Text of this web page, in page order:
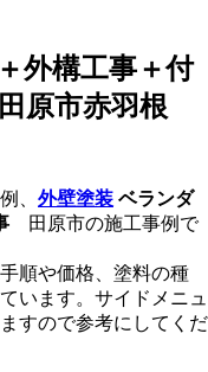
外構工事＋付
原市赤羽根
、 外壁塗装 ベランダ
田原市の施工事例で
順や価格、塗料の種
います。サイドメニュ
すので参考にしてくだ